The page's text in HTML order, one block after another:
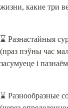
жизни, какие три
⌛️ Разнастайныя
(праз пэўны час
засумуеце і
⌛️ Разнообразные